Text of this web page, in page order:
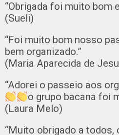
“Obrigada foi muito bom
(Sueli)
“Foi muito bom nosso
bem organizado.”
(Maria Aparecida de
“Adorei o passeio aos
o grupo bacana foi
(Laura Melo)
“Muito obrigado a todos,